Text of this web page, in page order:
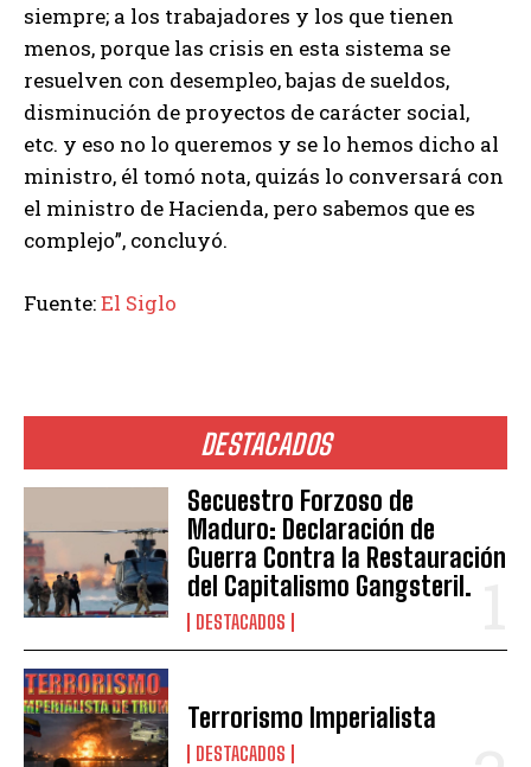
DESTACADOS
Secuestro Forzoso de
Maduro: Declaración de
Guerra Contra la Restauración
del Capitalismo Gangsteril.
DESTACADOS
Terrorismo Imperialista
DESTACADOS
siempre; a los trabajadores y los que tienen
menos, porque las crisis en esta sistema se
resuelven con desempleo, bajas de sueldos,
disminución de proyectos de carácter social,
etc. y eso no lo queremos y se lo hemos dicho al
ministro, él tomó nota, quizás lo conversará con
el ministro de Hacienda, pero sabemos que es
complejo”, concluyó.
Fuente:El Siglo